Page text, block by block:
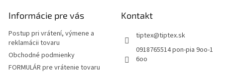
Informácie pre vás
Postup pri vrátení, výmene a
reklamácii tovaru
Obchodné podmienky
FORMULÁR pre vrátenie tovaru
Kontakt
tiptex@tiptex.sk
0918765514 pon-pia 9oo-1
6oo